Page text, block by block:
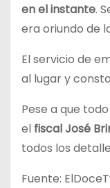
en el instante.
era oriundo de
El servicio de
al lugar y
Pese a que
el fiscal José
todos los
Fuente: